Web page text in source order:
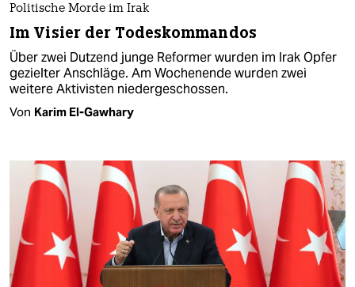
Politische Morde im Irak
Im Visier der Todeskommandos
Über zwei Dutzend junge Reformer wurden im Irak Opfer
gezielter Anschläge. Am Wochenende wurden zwei
weitere Aktivisten niedergeschossen.
Von Karim El-Gawhary